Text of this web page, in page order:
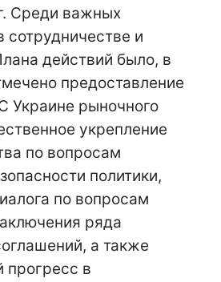
Среди важных
сотрудничестве и
действий было, в
предоставление
Украине рыночного
укрепление
по вопросам
политики,
по вопросам
ряда
а также
прогресс в